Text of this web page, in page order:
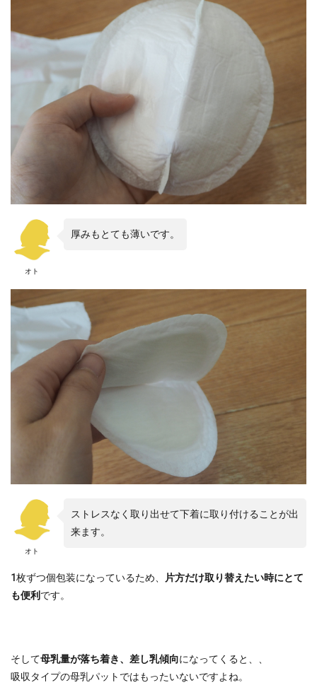
オト
厚みもとても薄いです。
オト
ストレスなく取り出せて下着に取り付けることが出
来ます。
1枚ずつ個包装になっているため、
片方だけ取り替えたい時にとて
も便利 です。
そして母乳量が落ち着き、差し乳傾向になってくると、、
吸収タイプの母乳パットではもったいないですよね。